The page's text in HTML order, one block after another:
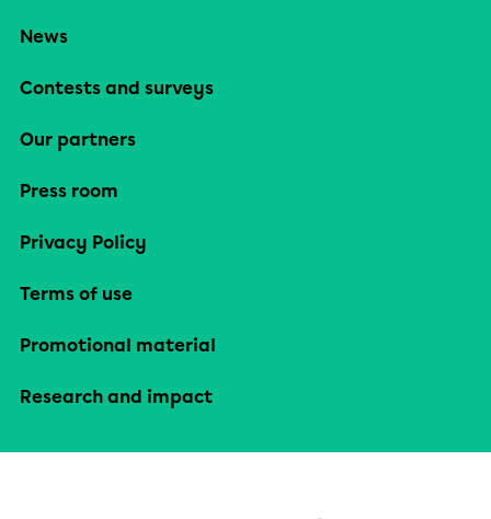
News
Contests and surveys
Our partners
Press room
Privacy Policy
Terms of use
Promotional material
Research and impact